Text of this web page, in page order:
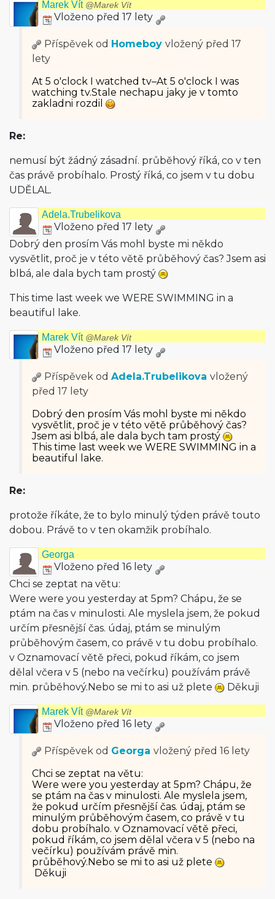
Marek Vít @Marek Vít
Vloženo před 17 lety
Příspěvek od Homeboy vložený před 17
lety
At 5 o'clock I watched tv–At 5 o'clock I was
watching tv.Stale nechapu jaky je v tomto
zakladni rozdil
Re:
nemusí být žádný zásadní. průběhový říká, co v ten
čas právě probíhalo. Prostý říká, co jsem v tu dobu
UDĚLAL.
Adela.Trubelikova
Vloženo před 17 lety
Dobrý den prosím Vás mohl byste mi někdo
vysvětlit, proč je v této větě průběhový čas? Jsem asi
blbá, ale dala bych tam prostý
This time last week we WERE SWIMMING in a
beautiful lake.
Marek Vít @Marek Vít
Vloženo před 17 lety
Příspěvek od Adela.Trubelikova vložený
před 17 lety
Dobrý den prosím Vás mohl byste mi někdo
vysvětlit, proč je v této větě průběhový čas?
Jsem asi blbá, ale dala bych tam prostý
This time last week we WERE SWIMMING in a
beautiful lake.
Re:
protože říkáte, že to bylo minulý týden právě touto
dobou. Právě to v ten okamžik probíhalo.
Georga
Vloženo před 16 lety
Chci se zeptat na větu:
Were were you yesterday at 5pm? Chápu, že se
ptám na čas v minulosti. Ale myslela jsem, že pokud
určím přesnější čas. údaj, ptám se minulým
průběhovým časem, co právě v tu dobu probíhalo.
v Oznamovací větě přeci, pokud říkám, co jsem
dělal včera v 5 (nebo na večírku) používám právě
min. průběhový.Nebo se mi to asi už plete
Děkuji
Marek Vít @Marek Vít
Vloženo před 16 lety
Příspěvek od Georga vložený před 16 lety
Chci se zeptat na větu:
Were were you yesterday at 5pm? Chápu, že
se ptám na čas v minulosti. Ale myslela jsem,
že pokud určím přesnější čas. údaj, ptám se
minulým průběhovým časem, co právě v tu
dobu probíhalo. v Oznamovací větě přeci,
pokud říkám, co jsem dělal včera v 5 (nebo na
večírku) používám právě min.
průběhový.Nebo se mi to asi už plete
Děkuji